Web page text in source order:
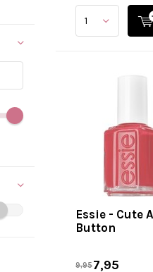
Essie - Cute
Button
9,957,95